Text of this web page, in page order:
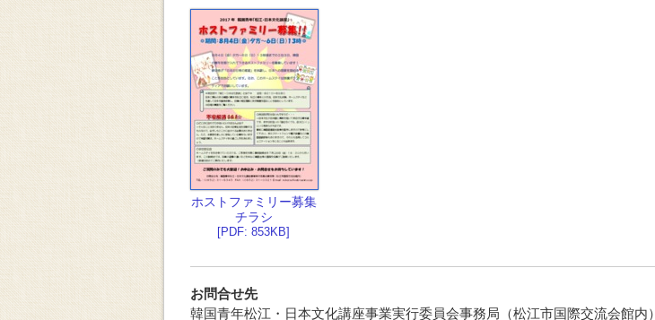
ホストファミリー募集
チラシ
[PDF: 853KB]
お問合せ先
韓国青年松江・日本文化講座事業実行委員会事務局（松江市国際交流会館内）